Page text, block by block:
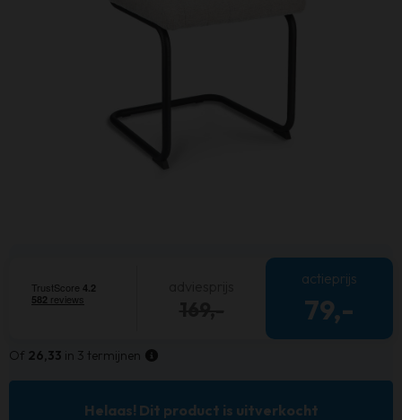
actieprijs
79,-
Of 26,33 in 3 termijnen
Helaas! Dit product is uitverkocht